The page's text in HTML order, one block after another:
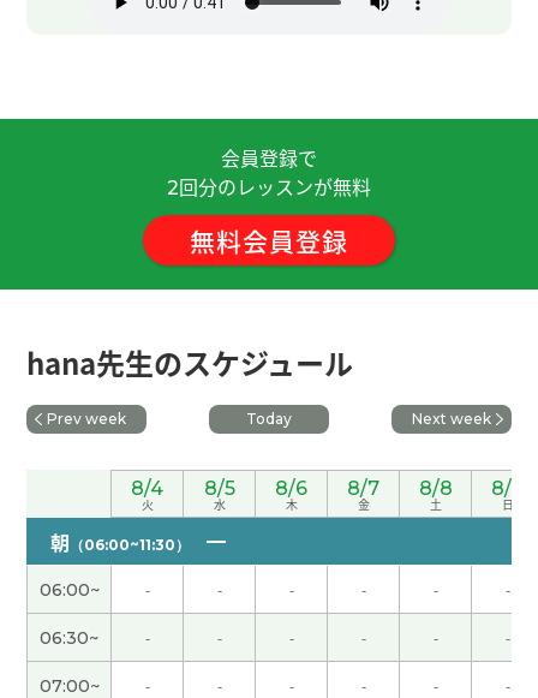
謝謝 hana老師😊( 50代 女性 )
谢谢您教我发音和细微的语法知识。下次也请继续
( 50代 女性 )
不好意思，下次再見，謝謝。
谢谢老师！ 下次再聊吧！ ( 男性 )
学習方法について丁寧に教えて頂きありがとうござ
いました。またよろしくお願いいたします。( 70代
いつもありがとうございます。次回もどうかよろし
くお願いします。( 60代 男性 )
いつもありがとうございます。次回もどうかよろし
くお願いします。( 60代 男性 )
会員登録で
2回分のレッスンが無料
無料会員登録
hana先生のスケジュール
Prev week Today Next week
8/4
火
8/5
水
8/6
木
8/7
金
8/8
土
8/9
日
朝 （06:00~11:30）
06:00~ - - - - - -
06:30~ - - - - - -
07:00~ - - - - - -